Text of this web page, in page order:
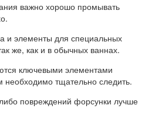
важно хорошо промывать
и элементы для специальных
же, как и в обычных ваннах.
ключевыми элементами
необходимо тщательно следить.
повреждений форсунки лучше